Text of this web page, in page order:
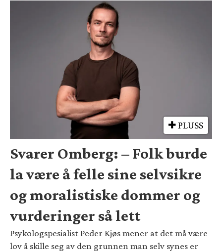
PLUSS
Svarer Omberg: – Folk burde
la være å felle sine selvsikre
og moralistiske dommer og
vurderinger så lett
Psykologspesialist Peder Kjøs mener at det må være
lov å skille seg av den grunnen man selv synes er